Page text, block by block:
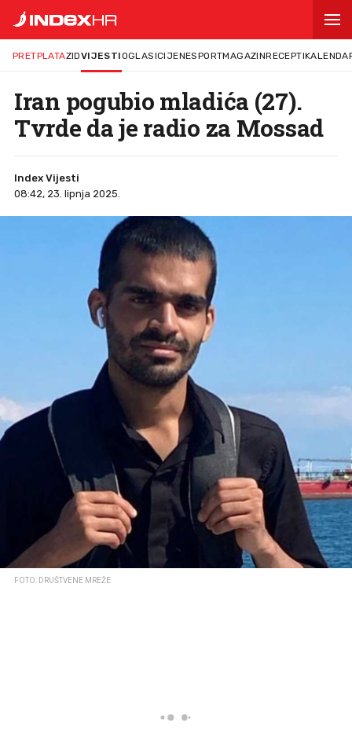
PRETPLATAZIDVIJESTIOGLASICIJENESPORTMAGAZINRECEPTI
Iran pogubio mladića (27).
Tvrde da je radio za Mossad
Index Vijesti
08:42, 23. lipnja 2025.
FOTO: DRUŠTVENE MREŽE